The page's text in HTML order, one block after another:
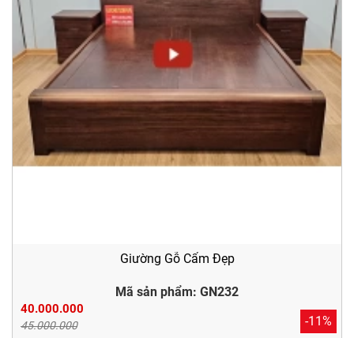
Giường Gỗ Cẩm Đẹp
Mã sản phẩm: GN232
40.000.000
45.000.000 -11%